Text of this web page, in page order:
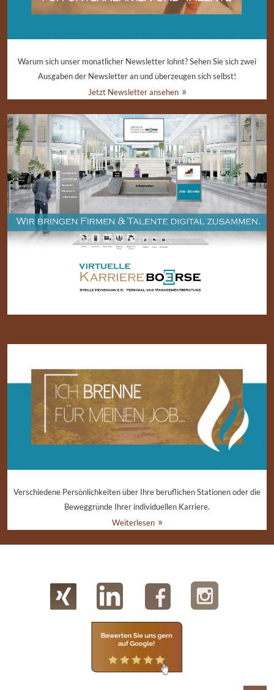
Warum sich unser monatlicher Newsletter lohnt? Sehen Sie sich zwei
Ausgaben der Newsletter an und überzeugen sich selbst!
Jetzt Newsletter ansehen
Verschiedene Persönlichkeiten über Ihre beruflichen Stationen oder die
Beweggründe Ihrer individuellen Karriere.
Weiterlesen